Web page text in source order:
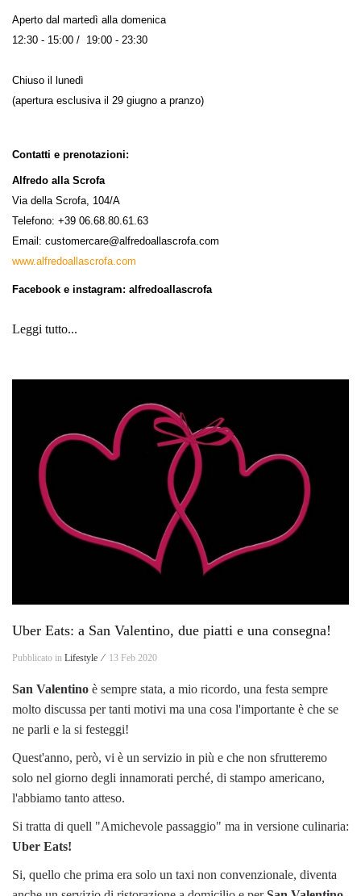
Aperto dal martedì alla domenica
12:30 - 15:00 / 19:00 - 23:30
Chiuso il lunedì
(apertura esclusiva il 29 giugno a pranzo)
Contatti e prenotazioni:
Alfredo alla Scrofa
Via della Scrofa, 104/A
Telefono: +39 06.68.80.61.63
Email: customercare@alfredoallascrofa.com
www.alfredoallascrofa.com
Facebook e instagram: alfredoallascrofa
Leggi tutto...
Uber Eats: a San Valentino, due piatti e una consegna!
Pubblicato in Lifestyle ⁄ 13 Feb 2020
San Valentino è sempre stata, a mio ricordo, una festa sempre
molto discussa per tanti motivi ma una cosa l'importante è che se
ne parli e la si festeggi!
Quest'anno, però, vi è un servizio in più e che non sfrutteremo
solo nel giorno degli innamorati perché, di stampo americano,
l'abbiamo tanto atteso.
Si tratta di quell "Amichevole passaggio" ma in versione culinaria:
Uber Eats!
Si, quello che prima era solo un taxi non convenzionale, diventa